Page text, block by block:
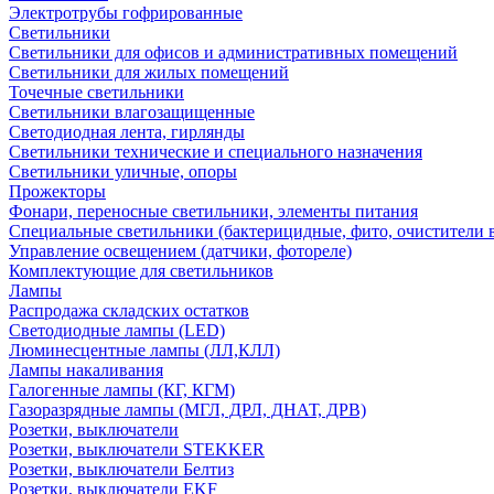
Электротрубы гофрированные
Светильники
Светильники для офисов и административных помещений
Светильники для жилых помещений
Точечные светильники
Светильники влагозащищенные
Светодиодная лента, гирлянды
Светильники технические и специального назначения
Светильники уличные, опоры
Прожекторы
Фонари, переносные светильники, элементы питания
Специальные светильники (бактерицидные, фито, очистители
Управление освещением (датчики, фотореле)
Комплектующие для светильников
Лампы
Распродажа складских остатков
Светодиодные лампы (LED)
Люминесцентные лампы (ЛЛ,КЛЛ)
Лампы накаливания
Галогенные лампы (КГ, КГМ)
Газоразрядные лампы (МГЛ, ДРЛ, ДНАТ, ДРВ)
Розетки, выключатели
Розетки, выключатели STEKKER
Розетки, выключатели Белтиз
Розетки, выключатели EKF